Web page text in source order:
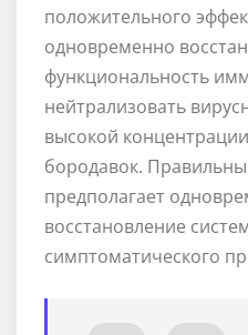
положительного
одновременно
функциональность
нейтрализовать
высокой
бородавок.
предполагает
восстановление
симптоматического